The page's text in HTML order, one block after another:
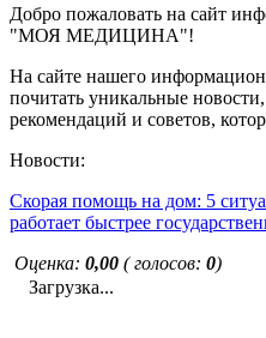
Добро пожаловать на сайт
"МОЯ МЕДИЦИНА"!
На сайте нашего
почитать уникальные
рекомендаций и советов,
Новости:
Скорая помощь на дом: 5
работает быстрее
Оценка: 0,00 ( голосов: 0)
Загрузка...